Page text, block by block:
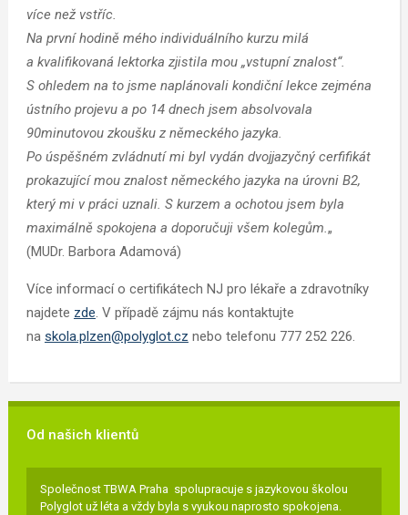
více než vstříc.
Na první hodině mého individuálního kurzu milá
a kvalifikovaná lektorka zjistila mou „vstupní znalost“.
S ohledem na to jsme naplánovali kondiční lekce zejména
ústního projevu a po 14 dnech jsem absolvovala
90minutovou zkoušku z německého jazyka.
Po úspěšném zvládnutí mi byl vydán dvojjazyčný cerfifikát
prokazující mou znalost německého jazyka na úrovni B2,
který mi v práci uznali. S kurzem a ochotou jsem byla
maximálně spokojena a doporučuji všem kolegům.„
(MUDr. Barbora Adamová)
Více informací o certifikátech NJ pro lékaře a zdravotníky
najdete zde. V případě zájmu nás kontaktujte
na skola.plzen@polyglot.cz nebo telefonu 777 252 226.
Od našich klientů
Společnost TBWA Praha spolupracuje s jazykovou školou
Polyglot už léta a vždy byla s vyukou naprosto spokojena.